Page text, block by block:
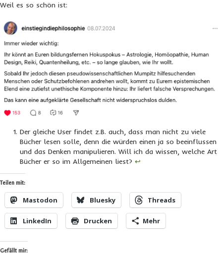
Weil es so schön ist:
Der gleiche User findet z.B. auch, dass man nicht zu viele
Bücher lesen solle, denn die würden einen ja so beeinflussen
und das Denken manipulieren. Will ich da wissen, welche Art
Bücher er so im Allgemeinen liest? ↩︎
Teilen mit:
Mastodon Bluesky Threads
LinkedIn Drucken Mehr
Gefällt mir: